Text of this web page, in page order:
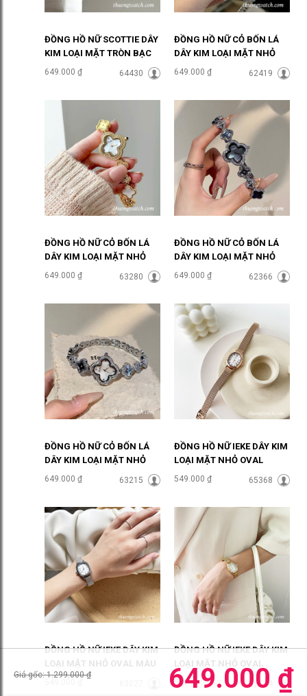
Giá gốc: 1.299.000 ₫ 649.000 ₫
ĐỒNG HỒ NỮ SCOTTIE DÂY
KIM LOẠI MẶT TRÒN BẠC
SANG CHẢNH ĐHĐ46905
649.000 ₫ 64430
ĐỒNG HỒ NỮ CỎ BỐN LÁ
DÂY KIM LOẠI MẶT NHỎ
MẶT HỒNG ĐHĐ48404
649.000 ₫ 62419
ĐỒNG HỒ NỮ CỎ BỐN LÁ
DÂY KIM LOẠI MẶT NHỎ
MÀU VÀNG ĐHĐ48403
649.000 ₫ 63280
ĐỒNG HỒ NỮ CỎ BỐN LÁ
DÂY KIM LOẠI MẶT NHỎ
MÀU BẠC MẶT ĐEN
649.000 ₫ 62366
ĐỒNG HỒ NỮ CỎ BỐN LÁ
DÂY KIM LOẠI MẶT NHỎ
MÀU BẠC ĐHĐ48401
649.000 ₫ 63215
ĐỒNG HỒ NỮ IEKE DÂY KIM
LOẠI MẶT NHỎ OVAL
VÀNG HỒNG ĐHĐ47803
549.000 ₫ 65368
ĐỒNG HỒ NỮ IEKE DÂY KIM
LOẠI MẶT NHỎ OVAL MÀU
BẠC ĐHĐ47802
ĐỒNG HỒ NỮ IEKE DÂY KIM
LOẠI MẶT NHỎ OVAL
VÀNG SANG CHẢNH
ĐHĐ47801
549.000 ₫ 62724